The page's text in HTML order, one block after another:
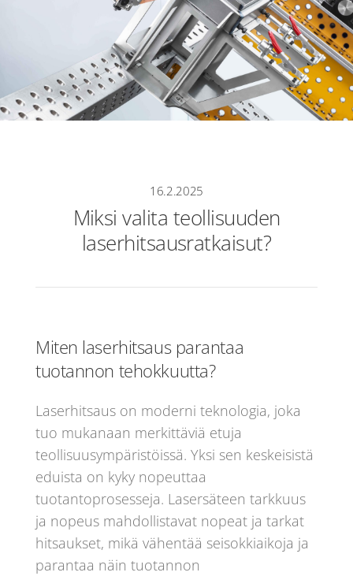
16.2.2025
Miksi valita teollisuuden
laserhitsausratkaisut?
Miten laserhitsaus parantaa
tuotannon tehokkuutta?
Laserhitsaus on moderni teknologia, joka
tuo mukanaan merkittäviä etuja
teollisuusympäristöissä. Yksi sen keskeisistä
eduista on kyky nopeuttaa
tuotantoprosesseja. Lasersäteen tarkkuus
ja nopeus mahdollistavat nopeat ja tarkat
hitsaukset, mikä vähentää seisokkiaikoja ja
parantaa näin tuotannon